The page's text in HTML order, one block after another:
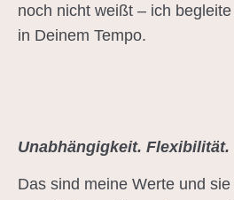
noch nicht weißt – ich
in Deinem Tempo.
Unabhängigkeit. Flexibilität.
Das sind meine Werte und